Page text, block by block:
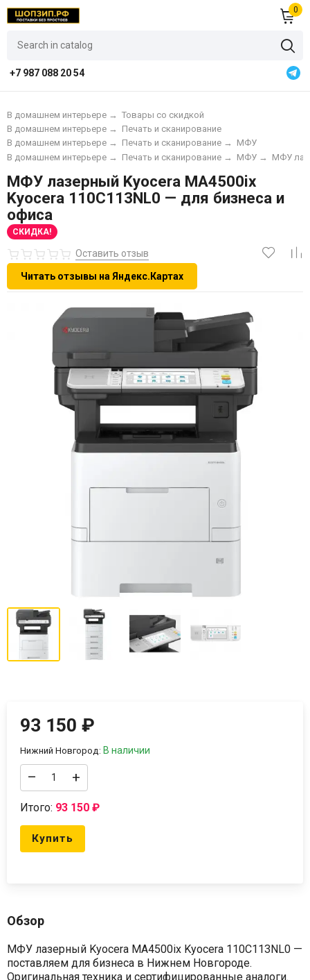
0
+7 987 088 20 54
В домашнем интерьере → Товары со скидкой
Печать и сканирование
В домашнем интерьере →
МФУ
Печать и сканирование →
В домашнем интерьере →
МФУ
МФУ →
Печать и сканирование →
В домашнем интерьере →
МФУ лазерный Kyocera MA4500ix
Kyocera 110C113NL0 — для бизнеса и
офиса
СКИДКА!
Оставить отзыв
Читать отзывы на Яндекс.Картах
93 150₽
Нижний Новгород: В наличии
– +
Итого: 93 150₽
Купить
Обзор
МФУ лазерный Kyocera MA4500ix Kyocera 110C113NL0 —
поставляем для бизнеса в Нижнем Новгороде.
Оригинальная техника и сертифицированные аналоги.